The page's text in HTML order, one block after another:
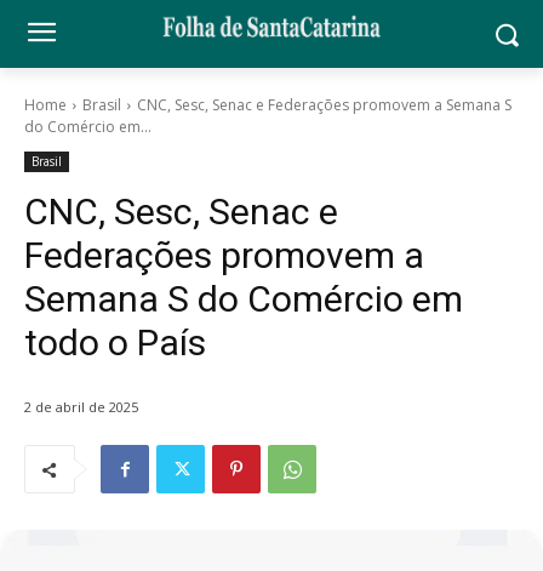
Home Brasil
CNC, Sesc, Senac e Federações promovem a Semana S
do Comércio em...
Brasil
CNC, Sesc, Senac e
Federações promovem a
Semana S do Comércio em
todo o País
2 de abril de 2025